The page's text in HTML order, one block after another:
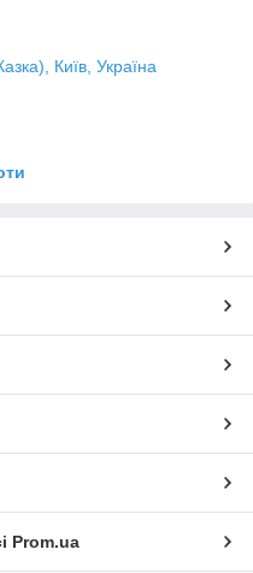
Київ, Україна
Prom.ua